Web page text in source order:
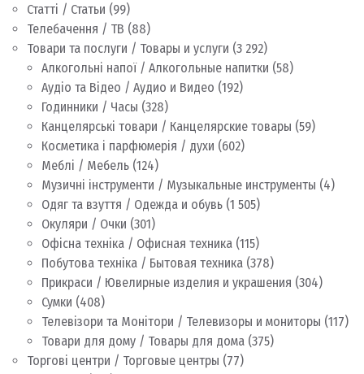
Статті / Статьи (99)
Телебачення / ТВ (88)
Товари та послуги / Товары и услуги (3 292)
Алкогольні напої / Алкогольные напитки (58)
Аудіо та Відео / Аудио и Видео (192)
Годинники / Часы (328)
Канцелярські товари / Канцелярские товары (59)
Косметика і парфюмерія / духи (602)
Меблі / Мебель (124)
Музичні інструменти / Музыкальные инструменты (4)
Одяг та взуття / Одежда и обувь (1 505)
Окуляри / Очки (301)
Офісна техніка / Офисная техника (115)
Побутова техніка / Бытовая техника (378)
Прикраси / Ювелирные изделия и украшения (304)
Сумки (408)
Телевізори та Монітори / Телевизоры и мониторы (117)
Товари для дому / Товары для дома (375)
Торгові центри / Торговые центры (77)